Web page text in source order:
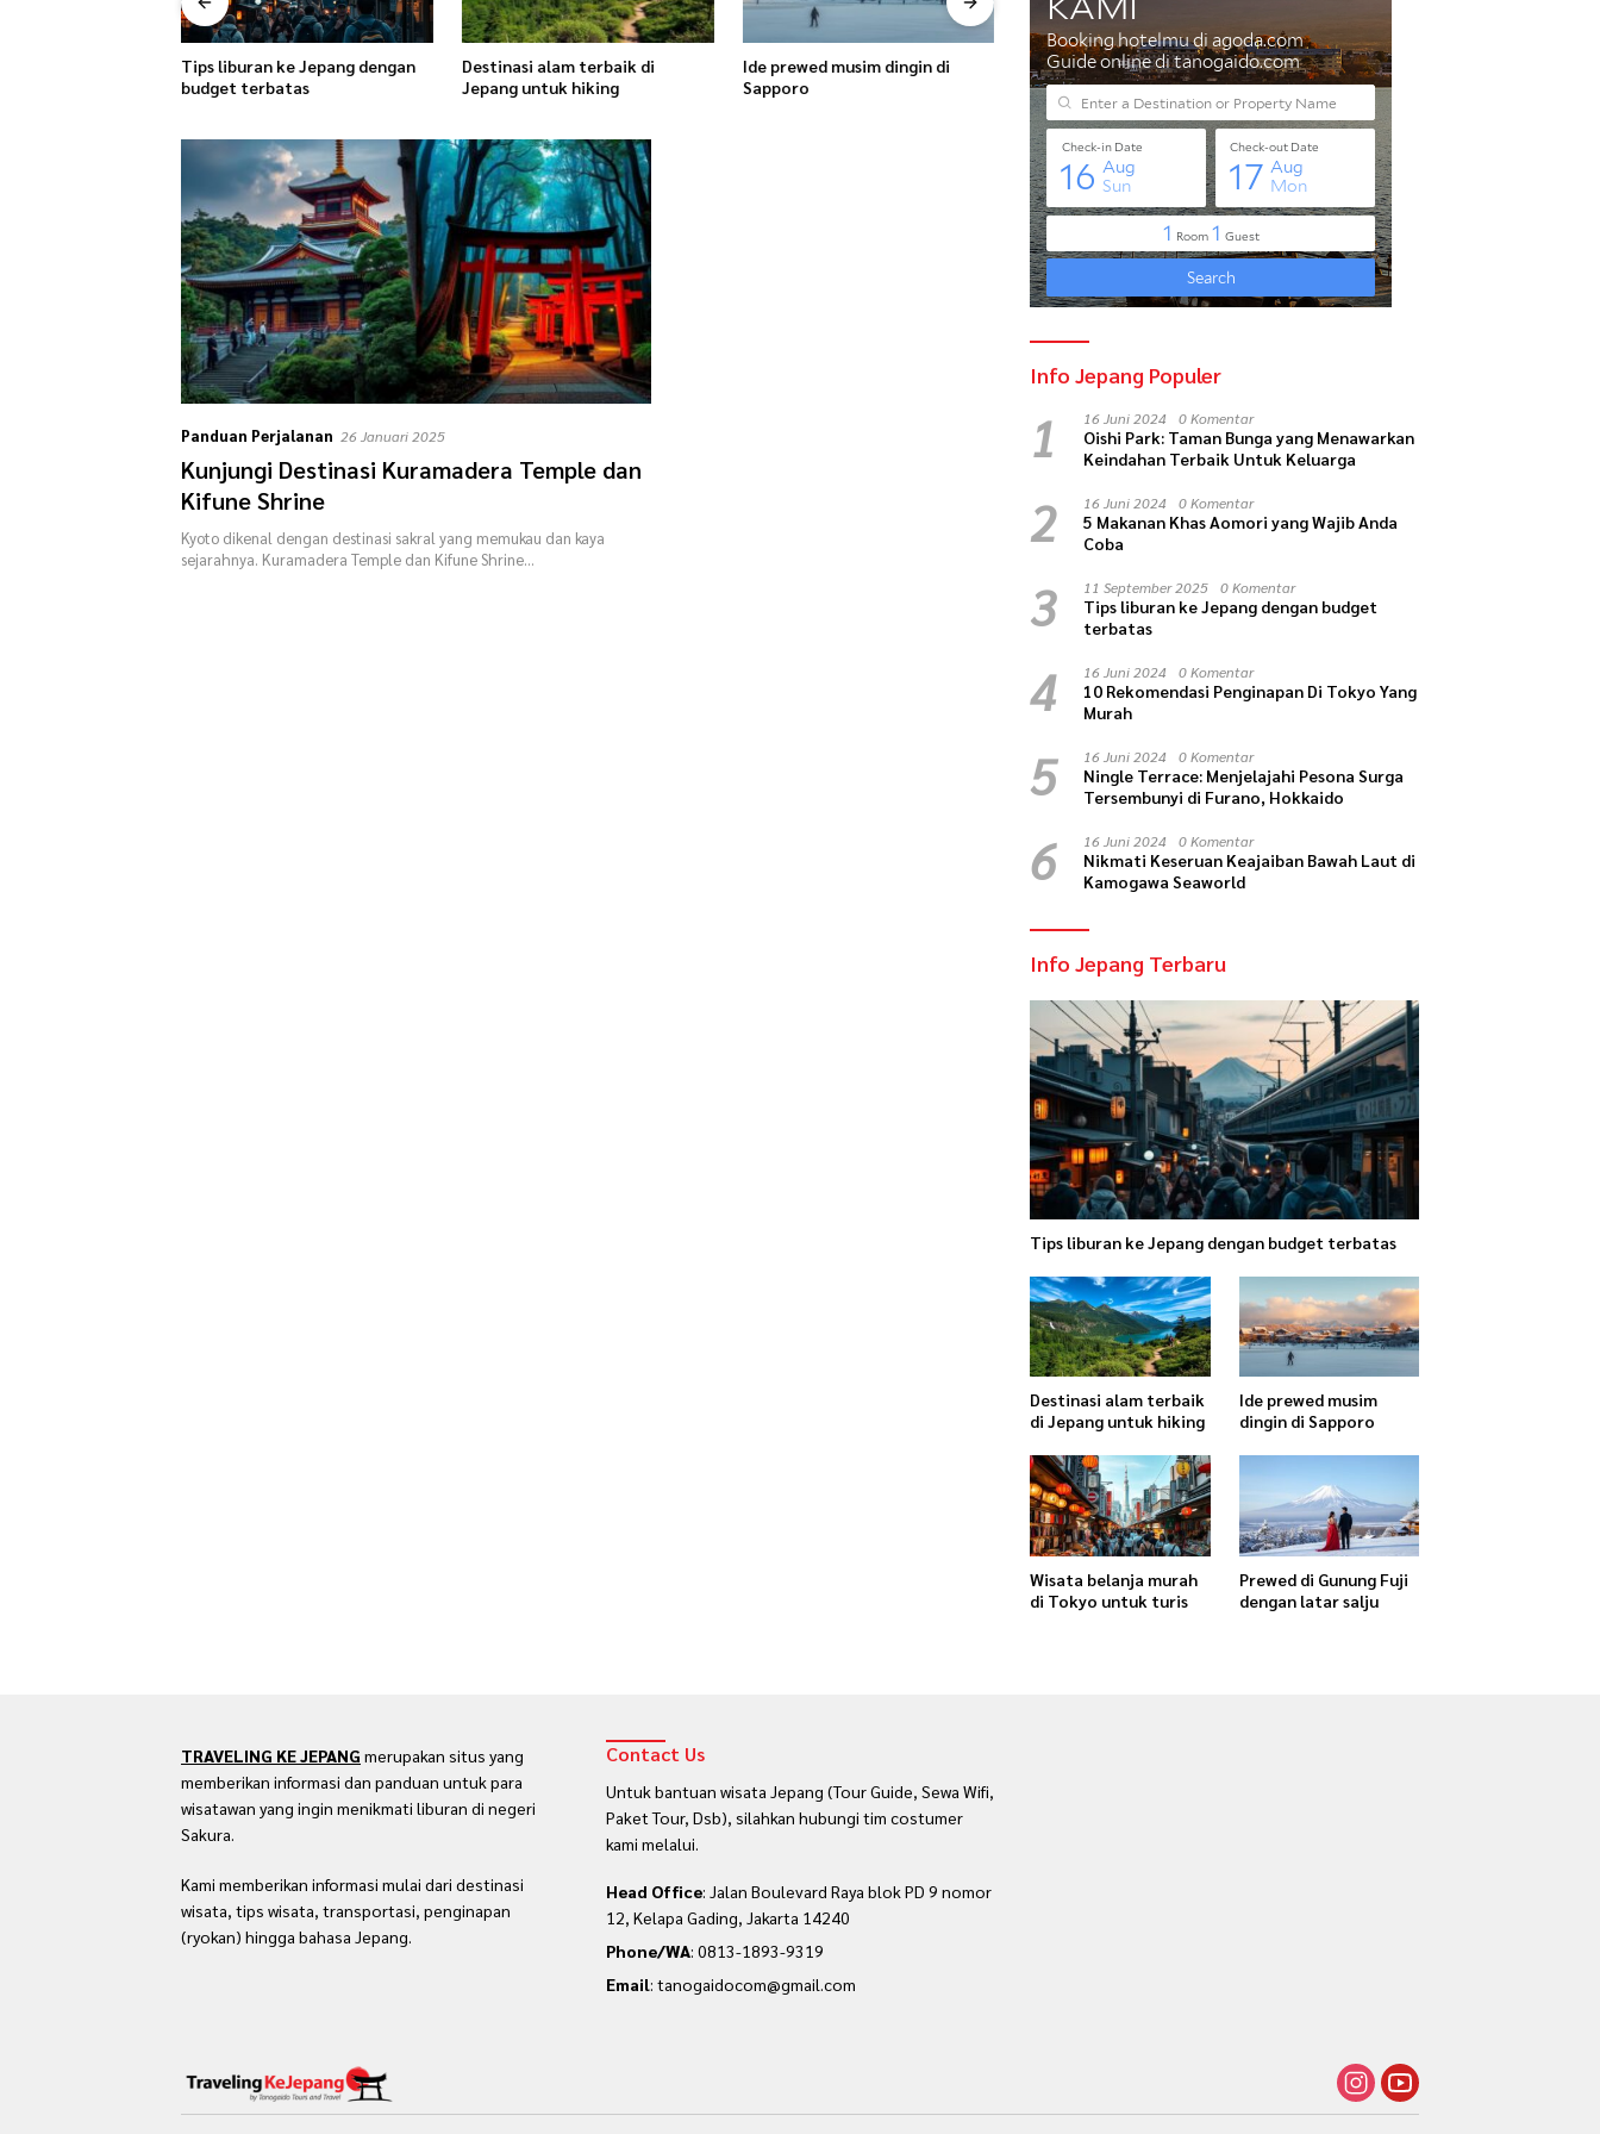
Destinasi alam terbaik di
Jepang untuk hiking
Ide prewed musim dingin di
Sapporo
Wisata belanja murah di Tokyo
untuk turis
Prewed di Gunung Fuji dengan
latar salju
Tips mengemudi di jalan
pedesaan Jepang
Panduan Perjalanan 26 Januari 2025
Kunjungi Destinasi Kuramadera Temple dan
Kifune Shrine
Kyoto dikenal dengan destinasi sakral yang memukau dan kaya
sejarahnya. Kuramadera Temple dan Kifune Shrine…
Info Jepang Populer
1 16 Juni 2024 0 Komentar
Oishi Park: Taman Bunga yang Menawarkan
Keindahan Terbaik Untuk Keluarga
2 16 Juni 2024 0 Komentar
5 Makanan Khas Aomori yang Wajib Anda
Coba
3 11 September 2025 0 Komentar
Tips liburan ke Jepang dengan budget
terbatas
4 16 Juni 2024 0 Komentar
10 Rekomendasi Penginapan Di Tokyo Yang
Murah
5 16 Juni 2024 0 Komentar
Ningle Terrace: Menjelajahi Pesona Surga
Tersembunyi di Furano, Hokkaido
6 16 Juni 2024 0 Komentar
Nikmati Keseruan Keajaiban Bawah Laut di
Kamogawa Seaworld
Info Jepang Terbaru
Tips liburan ke Jepang dengan budget terbatas
Destinasi alam terbaik
di Jepang untuk hiking
Ide prewed musim
dingin di Sapporo
Wisata belanja murah
di Tokyo untuk turis
Prewed di Gunung Fuji
dengan latar salju
TRAVELING KE JEPANG merupakan situs yang
memberikan informasi dan panduan untuk para
wisatawan yang ingin menikmati liburan di negeri
Sakura.
Kami memberikan informasi mulai dari destinasi
wisata, tips wisata, transportasi, penginapan
(ryokan) hingga bahasa Jepang.
Contact Us
Untuk bantuan wisata Jepang (Tour Guide, Sewa Wifi,
Paket Tour, Dsb), silahkan hubungi tim costumer
kami melalui.
Head Office: Jalan Boulevard Raya blok PD 9 nomor
12, Kelapa Gading, Jakarta 14240
Phone/WA: 0813-1893-9319
Email: tanogaidocom@gmail.com